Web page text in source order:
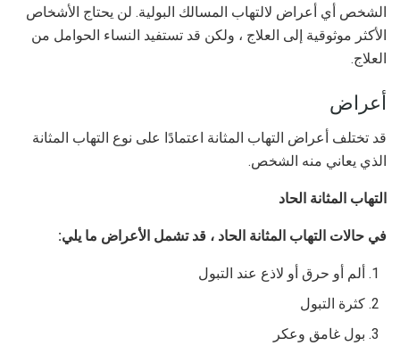
الشخص أي أعراض لالتهاب المسالك البولية. لن يحتاج الأشخاص
الأكثر موثوقية إلى العلاج ، ولكن قد تستفيد النساء الحوامل من
العلاج.
أعراض
قد تختلف أعراض التهاب المثانة اعتمادًا على نوع التهاب المثانة
الذي يعاني منه الشخص.
التهاب المثانة الحاد
في حالات التهاب المثانة الحاد ، قد تشمل الأعراض ما يلي:
ألم أو حرق أو لاذع عند التبول
كثرة التبول
بول غامق وعكر